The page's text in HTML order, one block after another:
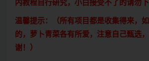
内教程自行研究，小白接受不了的请勿下
温馨提示：（所有项目都是收集得来，
的，萝卜青菜各有所爱，注意自己甄选
谢！）